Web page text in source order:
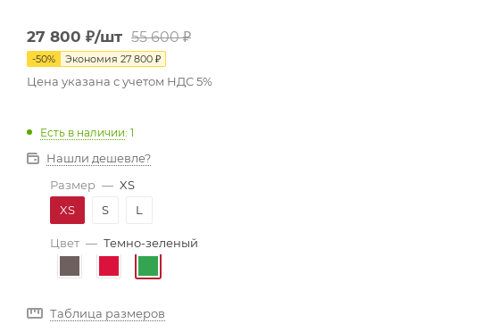
27 800 ₽/шт 55 600₽
-50% Экономия 27 800 ₽
Цена указана с учетом НДС 5%
Есть в наличии: 1
Нашли дешевле?
Размер — XS
XS
S L
Цвет — Темно-зеленый
Таблица размеров